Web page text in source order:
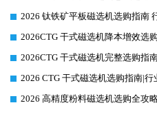
2026 钛铁矿平板磁选机选购指南
2026CTG 干式磁选机降本增效选
2026CTG 干式磁选机完整选购指
2026 CTG 干式磁选机选购指南|
2026 高精度粉料磁选机选购全攻